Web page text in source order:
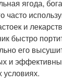
ягода,
часто
и
быстро
его
и